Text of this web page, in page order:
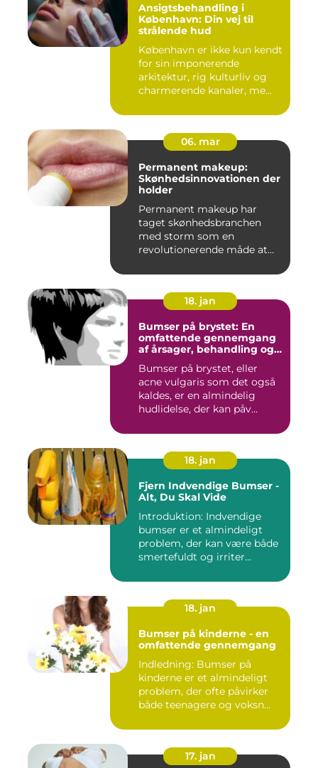
Ansigtsbehandling i
København: Din vej til
strålende hud
København er ikke kun kendt
for sin imponerende
arkitektur, rig kulturliv og
charmerende kanaler, me...
06. mar
Permanent makeup:
Skønhedsinnovationen der
holder
Permanent makeup har
taget skønhedsbranchen
med storm som en
revolutionerende måde at
18. jan
Bumser på brystet: En
omfattende gennemgang
af årsager, behandling og
Bumser på brystet, eller
acne vulgaris som det også
kaldes, er en almindelig
hudlidelse, der kan påv...
18. jan
Fjern Indvendige Bumser -
Alt, Du Skal Vide
Introduktion: Indvendige
bumser er et almindeligt
problem, der kan være både
smertefuldt og irriter...
18. jan
Bumser på kinderne - en
omfattende gennemgang
Indledning: Bumser på
kinderne er et almindeligt
problem, der ofte påvirker
både teenagere og voksn...
17. jan